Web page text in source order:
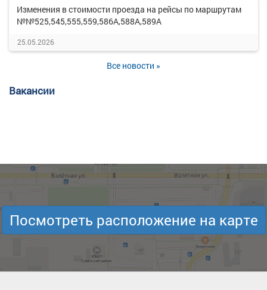
Изменения в стоимости проезда на рейсы по маршрутам
№№525,545,555,559,586А,588А,589А
25.05.2026
Все новости »
Вакансии
Посмотреть расположение на карте